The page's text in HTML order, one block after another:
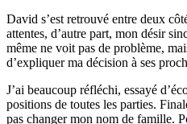
David s’est retrouvé entre deux
attentes, d’autre part, mon désir
même ne voit pas de problème,
d’expliquer ma décision à ses
J’ai beaucoup réfléchi, essayé
positions de toutes les parties.
pas changer mon nom de famille.